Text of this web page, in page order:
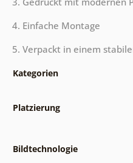
4. Einfache Montage
5. Verpackt in einem
Kategorien
Platzierung
Bildtechnologie